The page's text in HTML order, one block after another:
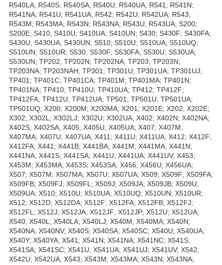
R540LA; R540S; R540SA; R540U; R540UA; R541; R541N;
R541NA; R541U; R541UA; R542; R542U; R542UA; R543;
R543M; R543MA; R543N; R543NA; R543U; R543UA; S200;
S200E; S410; S410U; S410UA; S410UN; S430; S430F; S430FA;
S430U; S430UA; S430UN; S510; S510U; S510UA; S510UQ;
S510UN; S510UR; S530; S530F; S530FA; S530U; S530UA;
S530UN; TP202; TP202N; TP202NA; TP203; TP203N;
TP203NA; TP203NAH; TP301; TP301U; TP301UA; TP301UJ;
TP401; TP401C; TP401CA; TP401M; TP401MA; TP401N;
TP401NA; TP410; TP410U; TP410UA; TP412; TP412F;
TP412FA; TP412U; TP412UA; TP501; TP501U; TP501UA;
TP501UQ; X200; X200M; X200MA; X201; X201E; X202; X202E;
X302; X302L; X302LJ; X302U; X302UA; X402; X402N; X402NA;
X402S; X402SA; X405; X405U; X405UA; X407; X407M;
X407MA; X407U; X407UA; X411; X411U; X411UA; X412; X412F;
X412FA; X441; X441B; X441BA; X441M; X441MA; X441N;
X441NA; X441S; X441SA; X441U; X441UA; X441UV; X453;
X453M; X453MA; X453S; X453SA; X456; X456U; X456UA;
X507; X507M; X507MA; X507U; X507UA; X509; X509F; X509FA;
X509FB; X509FJ; X509FL; X509J; X509JA; X509JB; X509U;
X509UA; X510; X510U; X510UA; X510UQ; X510UN; X510UR;
X512; X512D; X512DA; X512F; X512FA; X512FB; X512FJ;
X512FL; X512J; X512JA; X512JF; X512JP; X512U; X512UA;
X540; X540L; X540LA; X540LJ; X540M; X540MA; X540N;
X540NA; X540NV; X540S; X540SA; X540SC; X540U; X540UA;
X540Y; X540YA; X541; X541N; X541NA; X541NC; X541S;
X541SA; X541SC; X541U; X541UA; X541UJ; X541UV; X542;
X542U; X542UA; X543; X543M; X543MA; X543N; X543NA;